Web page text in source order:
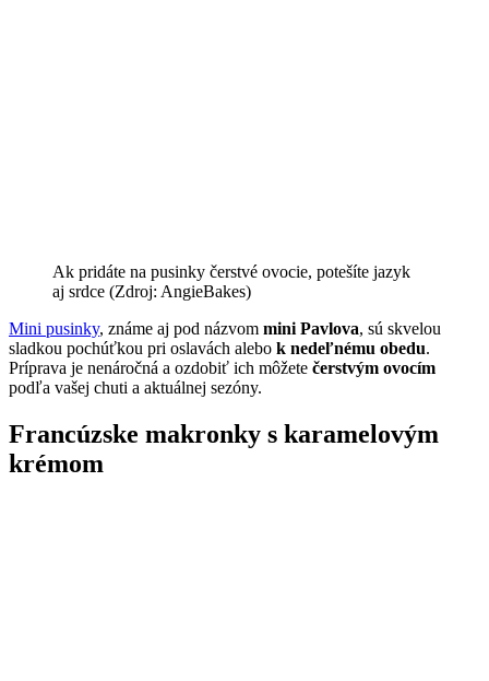
Ak pridáte na pusinky čerstvé ovocie, potešíte jazyk
aj srdce (Zdroj: AngieBakes)
Mini pusinky, známe aj pod názvom mini Pavlova, sú skvelou
sladkou pochúťkou pri oslavách alebo k nedeľnému obedu.
Príprava je nenáročná a ozdobiť ich môžete čerstvým ovocím
podľa vašej chuti a aktuálnej sezóny.
Francúzske makronky s karamelovým
krémom